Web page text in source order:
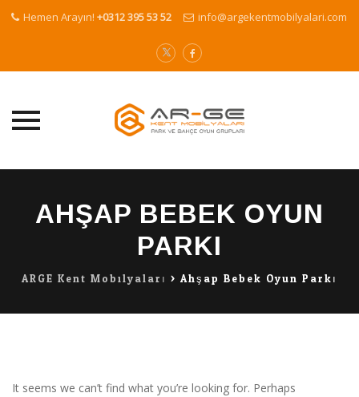
Hemen Arayın! +0312 395 53 52 info@argekentmobilyalari.com
contentAHŞAP BEBEK OYUN
PARKI
ARGE Kent Mobilyaları > Ahşap Bebek Oyun Parkı
It seems we can’t find what you’re looking for. Perhaps